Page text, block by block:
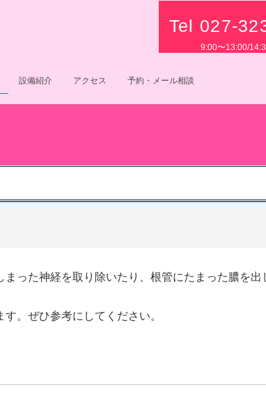
設備紹介 アクセス 予約・メール相談
Tel 027-
9:00〜13:00/
った神経を取り除いたり、根管にたまった膿を出
。ぜひ参考にしてください。